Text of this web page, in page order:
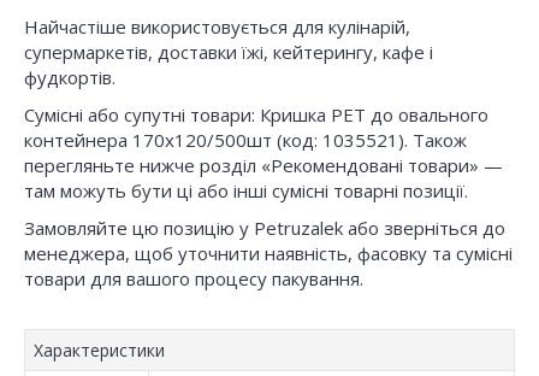
Найчастіше використовується для кулінарій,
супермаркетів, доставки їжі, кейтерингу, кафе і
фудкортів.
Сумісні або супутні товари: Кришка РЕТ до овального
контейнера 170х120/500шт (код: 1035521). Також
перегляньте нижче розділ «Рекомендовані товари» —
там можуть бути ці або інші сумісні товарні позиції.
Замовляйте цю позицію у Petruzalek або зверніться до
менеджера, щоб уточнити наявність, фасовку та сумісні
товари для вашого процесу пакування.
Характеристики